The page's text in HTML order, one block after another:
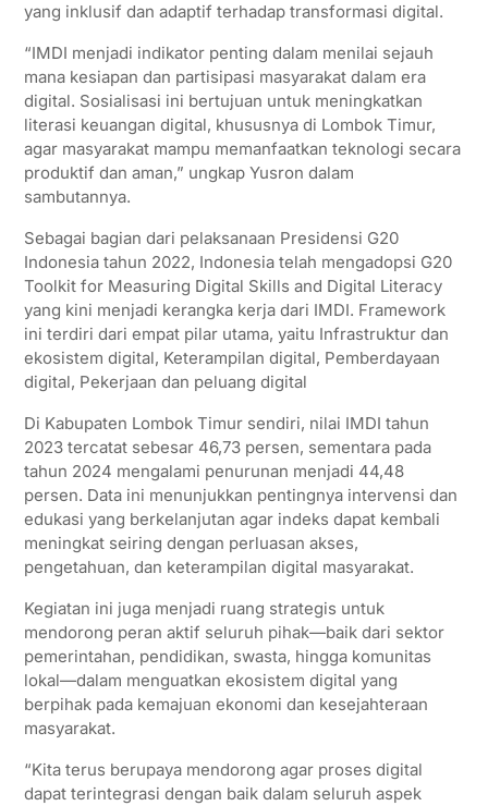
yang inklusif dan adaptif terhadap transformasi digital.
“IMDI menjadi indikator penting dalam menilai sejauh
mana kesiapan dan partisipasi masyarakat dalam era
digital. Sosialisasi ini bertujuan untuk meningkatkan
literasi keuangan digital, khususnya di Lombok Timur,
agar masyarakat mampu memanfaatkan teknologi secara
produktif dan aman,” ungkap Yusron dalam
sambutannya.
Sebagai bagian dari pelaksanaan Presidensi G20
Indonesia tahun 2022, Indonesia telah mengadopsi G20
Toolkit for Measuring Digital Skills and Digital Literacy
yang kini menjadi kerangka kerja dari IMDI. Framework
ini terdiri dari empat pilar utama, yaitu Infrastruktur dan
ekosistem digital, Keterampilan digital, Pemberdayaan
digital, Pekerjaan dan peluang digital
Di Kabupaten Lombok Timur sendiri, nilai IMDI tahun
2023 tercatat sebesar 46,73 persen, sementara pada
tahun 2024 mengalami penurunan menjadi 44,48
persen. Data ini menunjukkan pentingnya intervensi dan
edukasi yang berkelanjutan agar indeks dapat kembali
meningkat seiring dengan perluasan akses,
pengetahuan, dan keterampilan digital masyarakat.
Kegiatan ini juga menjadi ruang strategis untuk
mendorong peran aktif seluruh pihak—baik dari sektor
pemerintahan, pendidikan, swasta, hingga komunitas
lokal—dalam menguatkan ekosistem digital yang
berpihak pada kemajuan ekonomi dan kesejahteraan
masyarakat.
“Kita terus berupaya mendorong agar proses digital
dapat terintegrasi dengan baik dalam seluruh aspek